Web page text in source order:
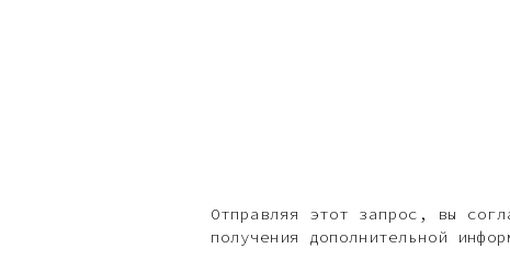
Отправляя этот запрос, вы
получения дополнительной